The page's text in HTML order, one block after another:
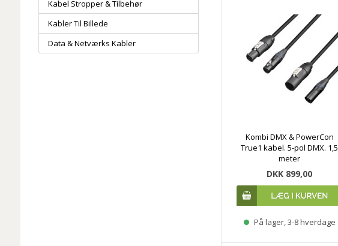
Kabel Stropper & Tilbehør
Kabler Til Billede
Data & Netværks Kabler
Kombi DMX & PowerCon
True1 kabel. 5-pol DMX. 1,5
meter
DKK 899,00
På lager, 3-8 hverdage